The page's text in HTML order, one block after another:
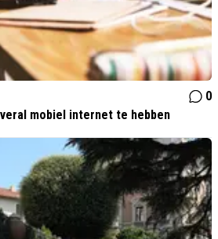
0
mobiel internet te hebben